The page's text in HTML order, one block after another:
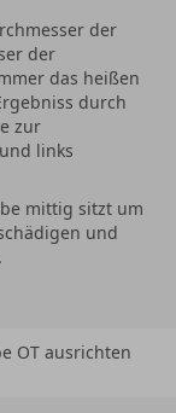
der
der
das heißen
durch
zur
links
mittig sitzt um
und
OT ausrichten